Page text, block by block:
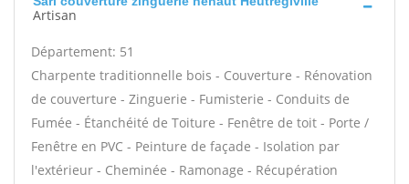
Artisan
Département: 51
Charpente traditionnelle bois - Couverture - Rénovation
de couverture - Zinguerie - Fumisterie - Conduits de
Fumée - Étanchéité de Toiture - Fenêtre de toit - Porte /
Fenêtre en PVC - Peinture de façade - Isolation par
l'extérieur - Cheminée - Ramonage - Récupération